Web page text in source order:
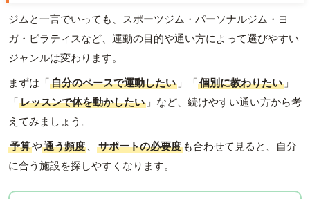
ジムと一言でいっても、スポーツジム・パーソナルジム・ヨ
ガ・ピラティスなど、運動の目的や通い方によって選びやすい
ジャンルは変わります。
まずは「自分のペースで運動したい 」「個別に教わりたい 」
「レッスンで体を動かしたい 」など、続けやすい通い方から考
えてみましょう。
予算や通う頻度 、 サポートの必要度 も合わせて見ると、自分
に合う施設を探しやすくなります。